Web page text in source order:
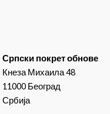
Српски покрет обнове
Кнеза Михаила 48
11000 Београд
Србија